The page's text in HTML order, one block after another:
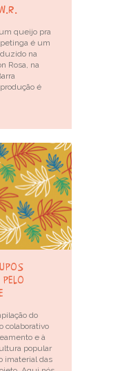
queijo pra
é um
na
Rosa, na
é
do
colaborativo
e à
popular
imaterial das